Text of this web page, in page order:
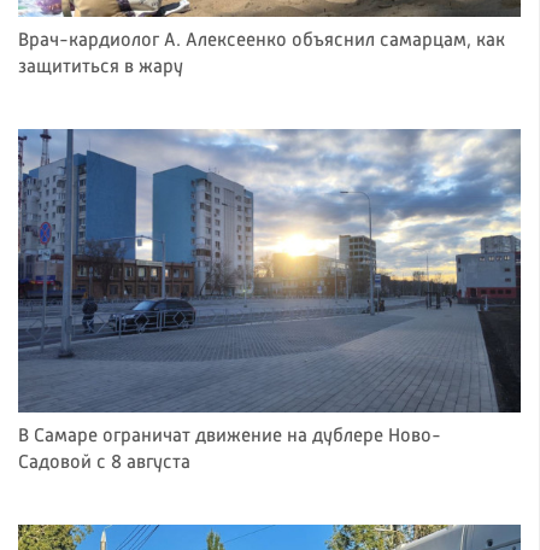
Врач-кардиолог А. Алексеенко объяснил самарцам, как
защититься в жару
В Самаре ограничат движение на дублере Ново-
Садовой с 8 августа